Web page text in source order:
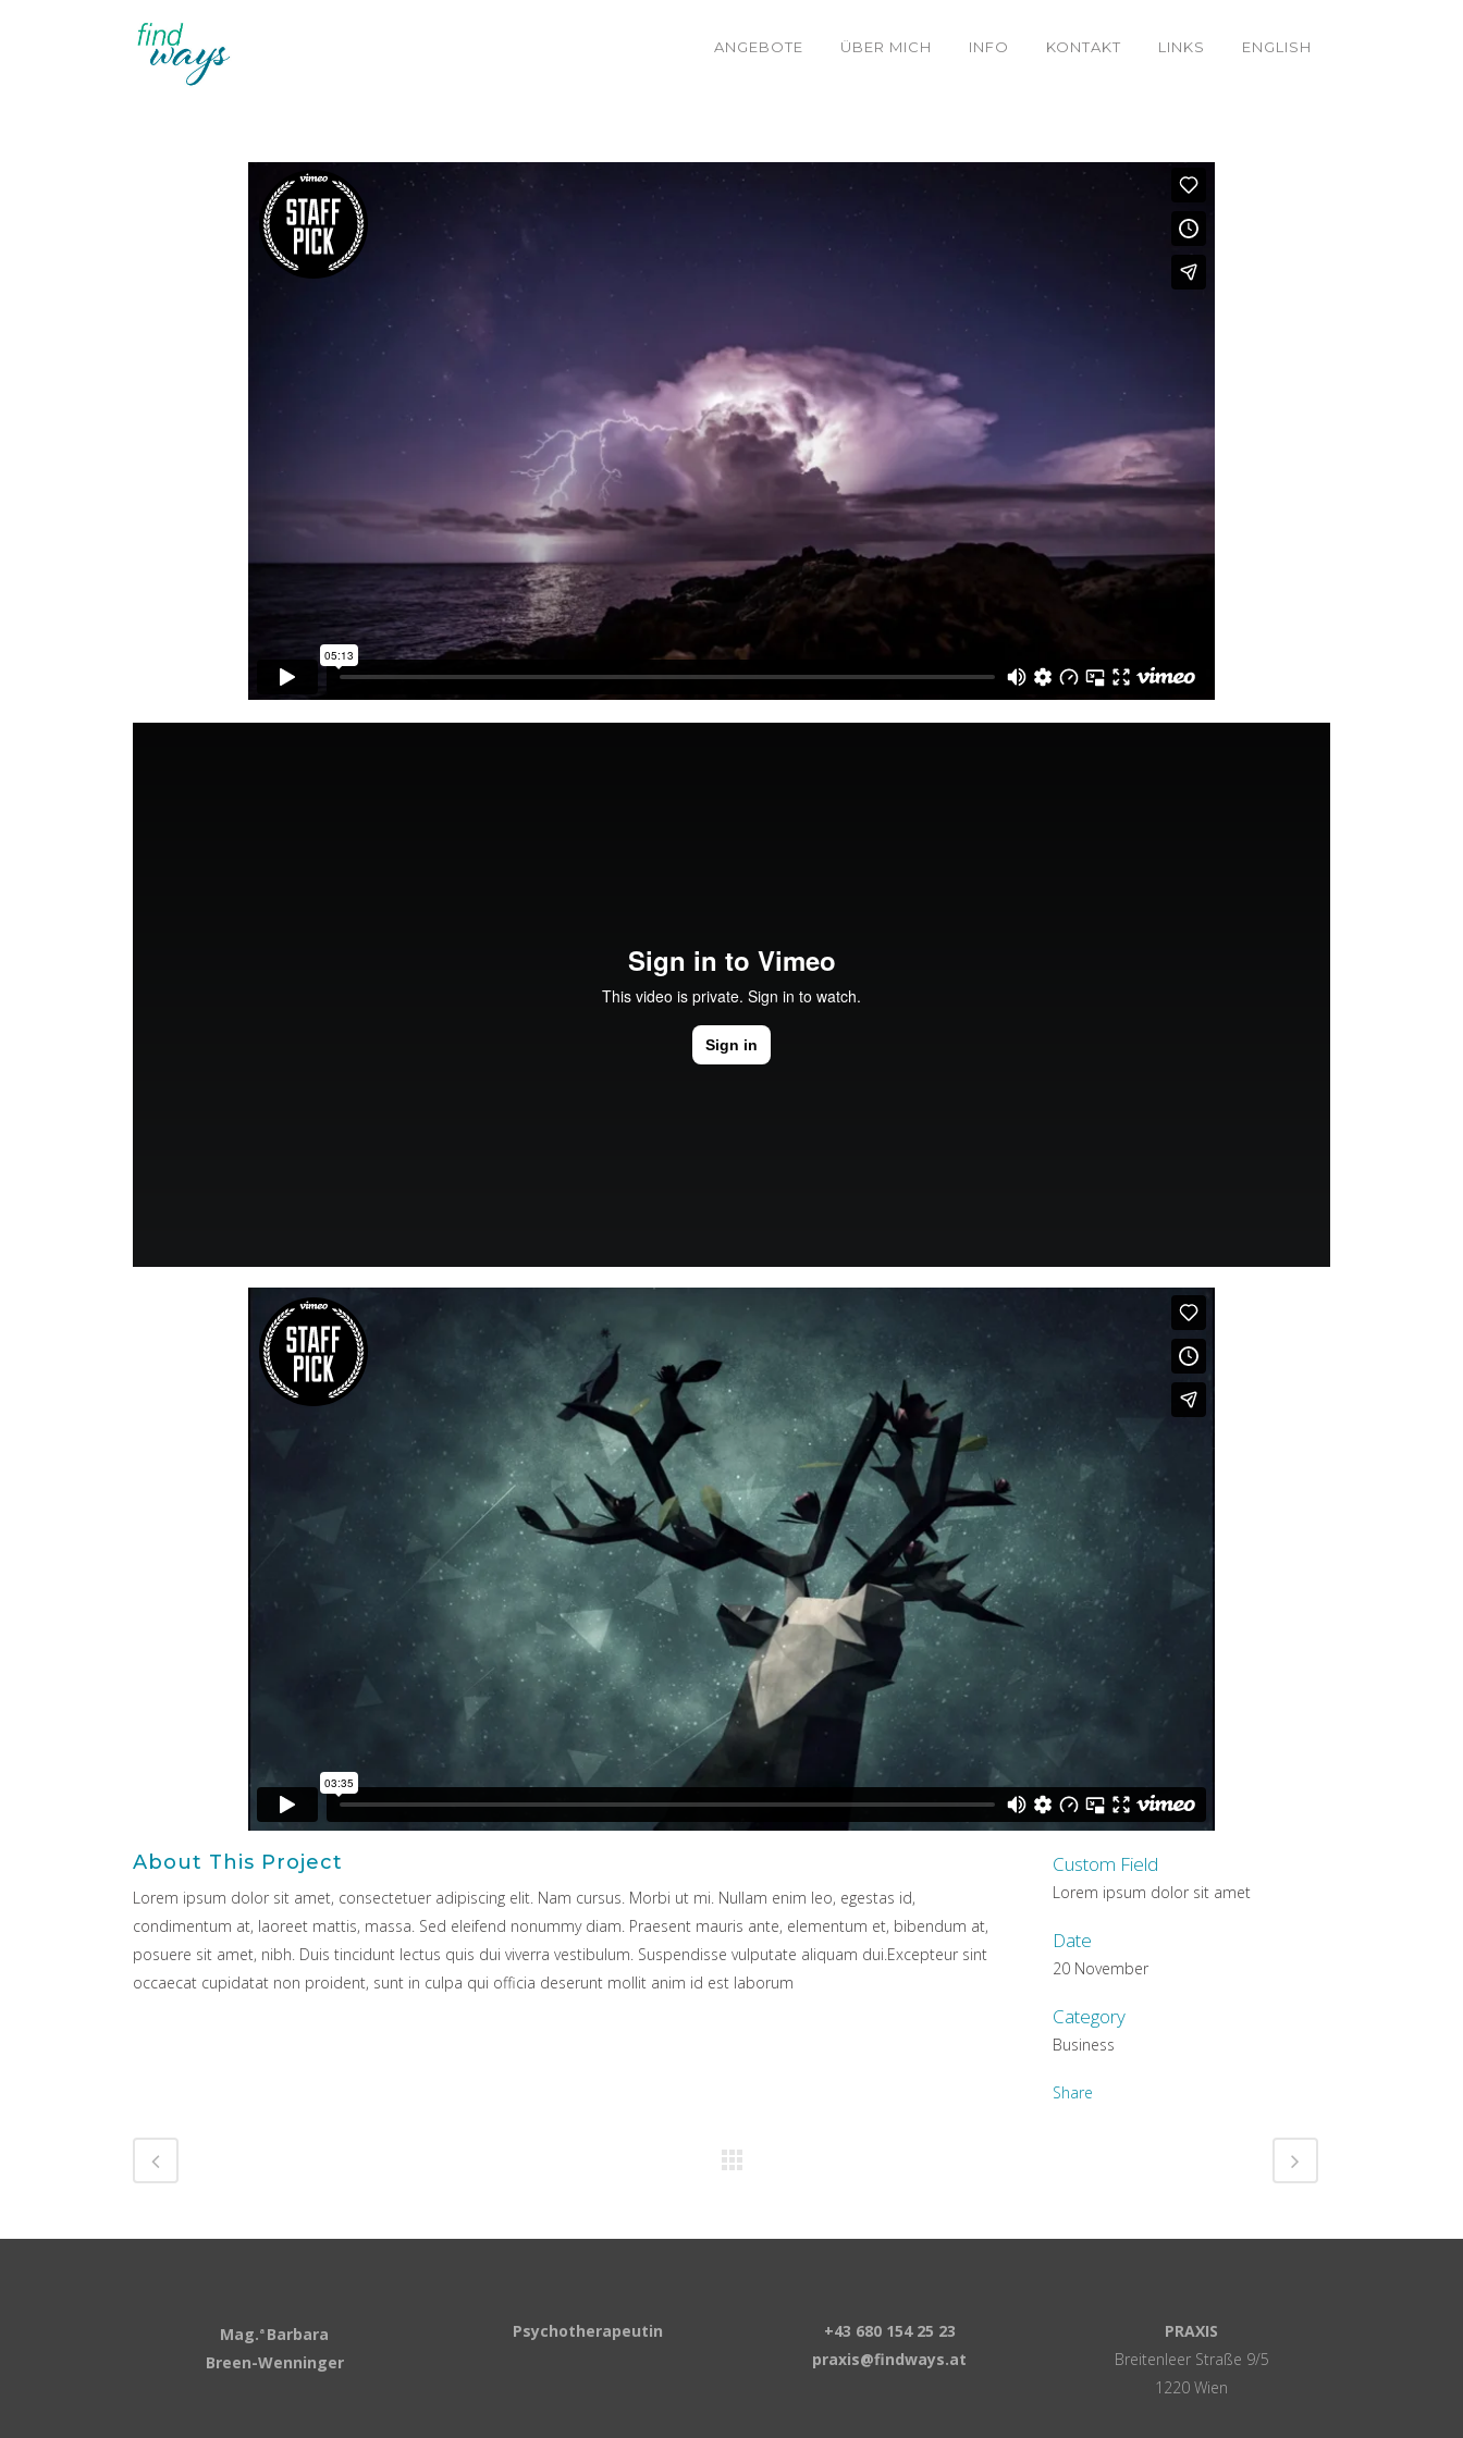
ANGEBOTE ÜBER MICH INFO KONTAKT LINKS ENGLISH
About This Project
Lorem ipsum dolor sit amet, consectetuer adipiscing elit. Nam cursus. Morbi ut mi. Nullam enim leo, egestas id,
condimentum at, laoreet mattis, massa. Sed eleifend nonummy diam. Praesent mauris ante, elementum et, bibendum at,
posuere sit amet, nibh. Duis tincidunt lectus quis dui viverra vestibulum. Suspendisse vulputate aliquam dui.Excepteur sint
occaecat cupidatat non proident, sunt in culpa qui officia deserunt mollit anim id est laborum
Custom Field
Lorem ipsum dolor sit amet
Date
20 November
Category
Business
Share
Mag. a Barbara
Breen-Wenninger
Psychotherapeutin
+43 680 154 25 23
praxis@findways.at
PRAXIS
Breitenleer Straße 9/5
1220 Wien